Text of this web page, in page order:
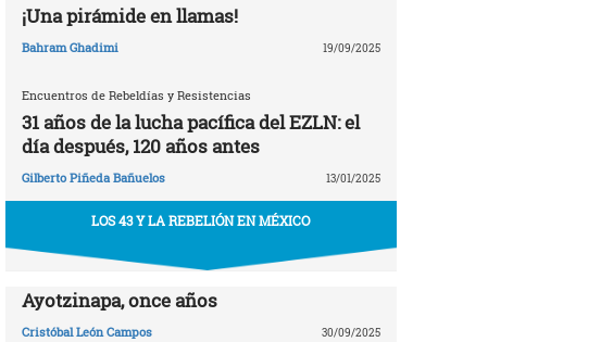
¡Una pirámide en llamas!
Bahram Ghadimi 19/09/2025
Encuentros de Rebeldías y Resistencias
31 años de la lucha pacífica del EZLN: el
día después, 120 años antes
Gilberto Piñeda Bañuelos 13/01/2025
LOS 43 Y LA REBELIÓN EN MÉXICO
Ayotzinapa, once años
Cristóbal León Campos 30/09/2025